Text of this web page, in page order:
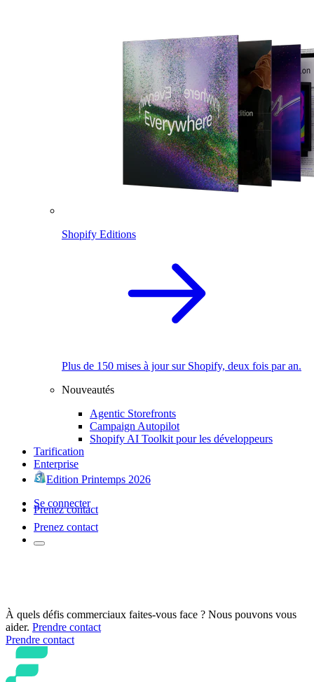
Shopify Editions
Plus de 150 mises à jour sur Shopify, deux fois par an.
Nouveautés
Agentic Storefronts
Campaign Autopilot
Shopify AI Toolkit pour les développeurs
Tarification
Enterprise
Edition Printemps 2026
Se connecter
Prenez contact
Prenez contact
À quels défis commerciaux faites-vous face ? Nous pouvons vous
aider. Prendre contact
Prendre contact